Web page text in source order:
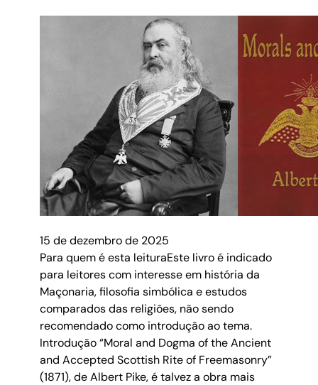
15 de dezembro de 2025
Para quem é esta leituraEste livro é indicado
para leitores com interesse em história da
Maçonaria, filosofia simbólica e estudos
comparados das religiões, não sendo
recomendado como introdução ao tema.
Introdução “Moral and Dogma of the Ancient
and Accepted Scottish Rite of Freemasonry”
(1871), de Albert Pike, é talvez a obra mais